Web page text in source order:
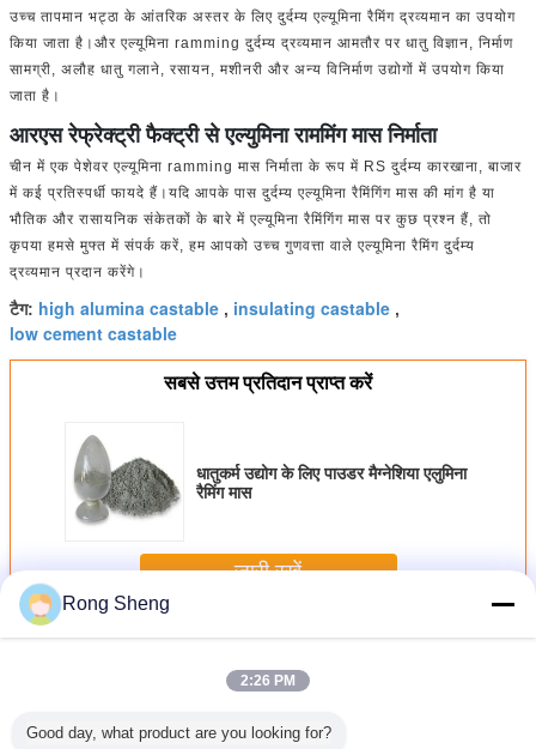
उच्च तापमान भट्ठा के आंतरिक अस्तर के लिए दुर्दम्य एल्यूमिना रैमिंग द्रव्यमान का उपयोग
किया जाता है।और एल्यूमिना ramming दुर्दम्य द्रव्यमान आमतौर पर धातु विज्ञान, निर्माण
सामग्री, अलौह धातु गलाने, रसायन, मशीनरी और अन्य विनिर्माण उद्योगों में उपयोग किया
जाता है।
आरएस रेफ्रेक्ट्री फैक्ट्री से एल्युमिना राममिंग मास निर्माता
चीन में एक पेशेवर एल्यूमिना ramming मास निर्माता के रूप में RS दुर्दम्य कारखाना, बाजार
में कई प्रतिस्पर्धी फायदे हैं।यदि आपके पास दुर्दम्य एल्यूमिना रैमिंगिंग मास की मांग है या
भौतिक और रासायनिक संकेतकों के बारे में एल्यूमिना रैमिंगिंग मास पर कुछ प्रश्न हैं, तो
कृपया हमसे मुफ्त में संपर्क करें, हम आपको उच्च गुणवत्ता वाले एल्यूमिना रैमिंग दुर्दम्य
द्रव्यमान प्रदान करेंगे।
टैग: high alumina castable , insulating castable ,
low cement castable
सबसे उत्तम प्रतिदान प्राप्त करें
धातुकर्म उद्योग के लिए पाउडर मैग्नेशिया एलुमिना
रैमिंग मास
जारी रखें
अधिकअपवर्तक कास्टेबल
Rong Sheng
2:26 PM
Good day, what product are you looking for?